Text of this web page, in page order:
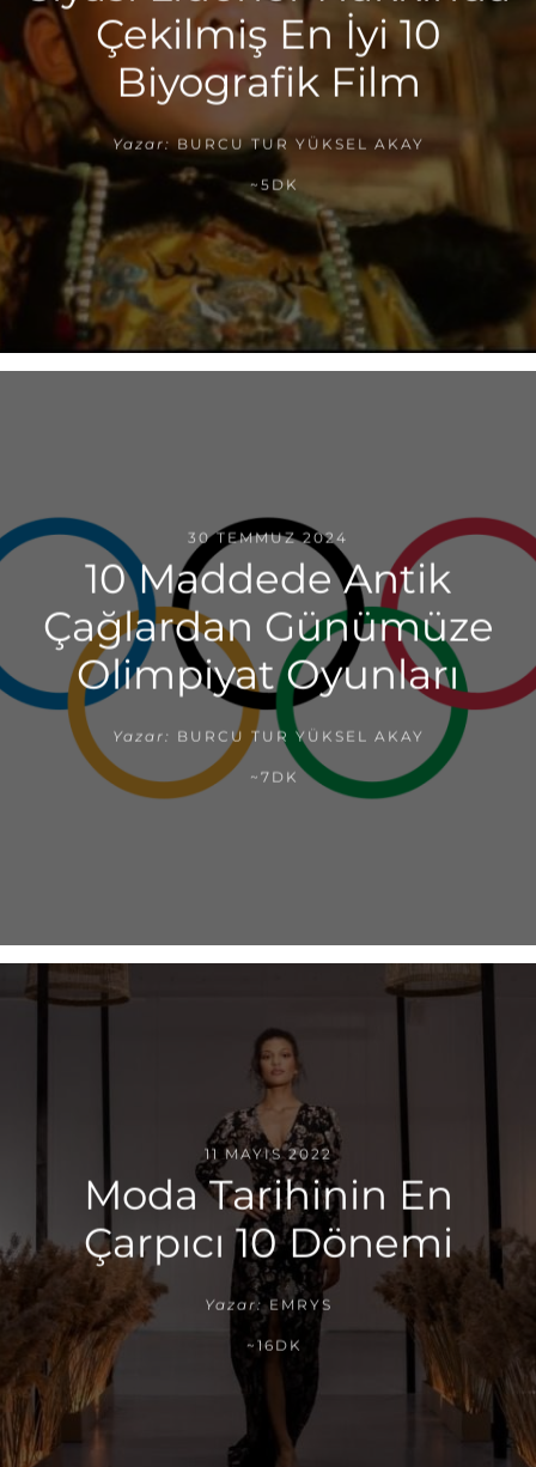
Çekilmiş En İyi 10
Biyografik Film
Yazar: BURCU TUR YÜKSEL AKAY
~5DK
30 TEMMUZ 2024
10 Maddede Antik
Çağlardan Günümüze
Olimpiyat Oyunları
Yazar: BURCU TUR YÜKSEL AKAY
~7DK
11 MAYIS 2022
Moda Tarihinin En
Çarpıcı 10 Dönemi
Yazar: EMRYS
~16DK